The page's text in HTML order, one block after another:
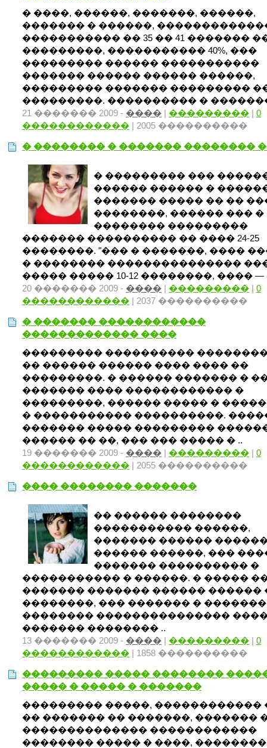
� ����, ������, �������, ������,
������� � ������,
����������� �� 35 �� 41 �������
���������, ����������� 40%, ���
��������� ������ �����������
������� ������ ������ ������,
��������� ������� ���������
���������. ���������� �
21 ������� 2009 - ���� | ��������� | 0
������������ | 2005 ����������
� �������� � ������� ��������
� ��������� ���
������ ������ �
������� ����� �� ��
��������, ������ ��� �
�������� ���������
������� ���������� �� ���� 24-25
��������. "��� � �������, ����
� �������� ���������������
����� ����� 10-12 ��������, ���� —
20 ������� 2009 - ���� | ��������� | 0
������������ | 2037 ����������
� ������� ������������
������������� ����
��������� ����������
�� ������ ������ ���� ���� ��
���������. � ������ ������� �
������� ���� ������������ �
���������, ������ ����� �
� ����������� ����������.
������� ����� ���������
������ �� ��, ��� ��� ����� � ..
19 ������� 2009 - ���� | ��������� | 0
������������ | 2055 ����������
���� �������� �������
�� ������ ��������
����������� ������,
������� ������
������ ������, ���
������� ���������� �
����������� � ������. � �����
������� ������� ������ ������
��������, ��� ������� � �������
�������� ���������������
������� �������� ..
13 ������� 2009 - ���� | ��������� | 0
������������ | 1858 ����������
��������� ����� ��������
����� � ����� � �������
��������� �����, ������������
�� ������� �� �������, �������
�������������� ������������
�������� ����� � ����, ��������